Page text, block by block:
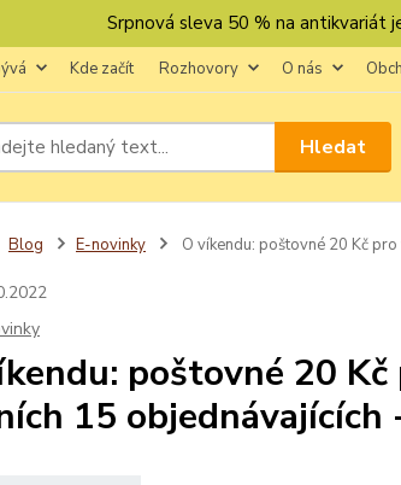
Srpnová sleva 50 % na antikvariát
Kde začít Rozhovory O nás
Hledat
Blog E-novinky O víkendu: poštovné 20 Kč
.2022
poštovné 20
15